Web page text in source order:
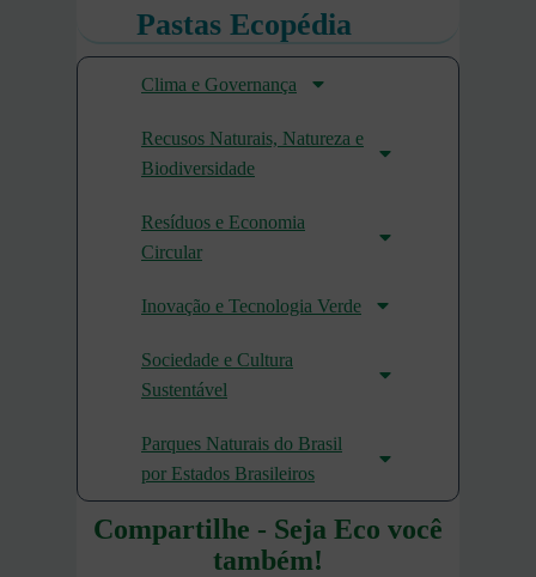
Pastas Ecopédia
Clima e Governança
Recusos Naturais, Natureza e
Biodiversidade
Resíduos e Economia
Circular
Inovação e Tecnologia Verde
Sociedade e Cultura
Sustentável
Parques Naturais do Brasil
por Estados Brasileiros
Compartilhe - Seja Eco você
também!